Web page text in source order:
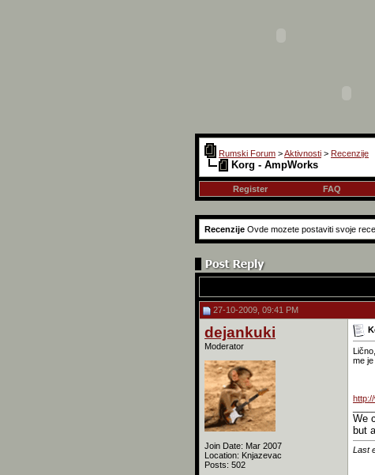
Rumski Forum >Aktivnosti > Recenzije
Korg - AmpWorks
Register FAQ
Recenzije Ovde mozete postaviti svoje
27-10-2009, 09:41 PM
dejankuki
Moderator
Join Date: Mar 2007
Location: Knjazevac
Posts: 502
me
We
but
Last